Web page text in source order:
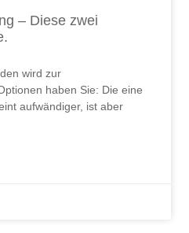
– Diese zwei
wird zur
haben Sie: Die eine
aufwändiger, ist aber